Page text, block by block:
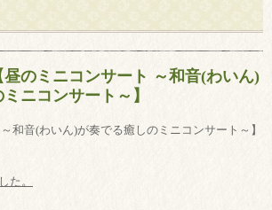
のミニコンサート ～和音(わいん)
ニコンサート～】
和音(わいん)が奏でる癒しのミニコンサート～】
た。